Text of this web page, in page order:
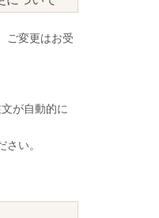
ご変更はお受
が自動的に
い。